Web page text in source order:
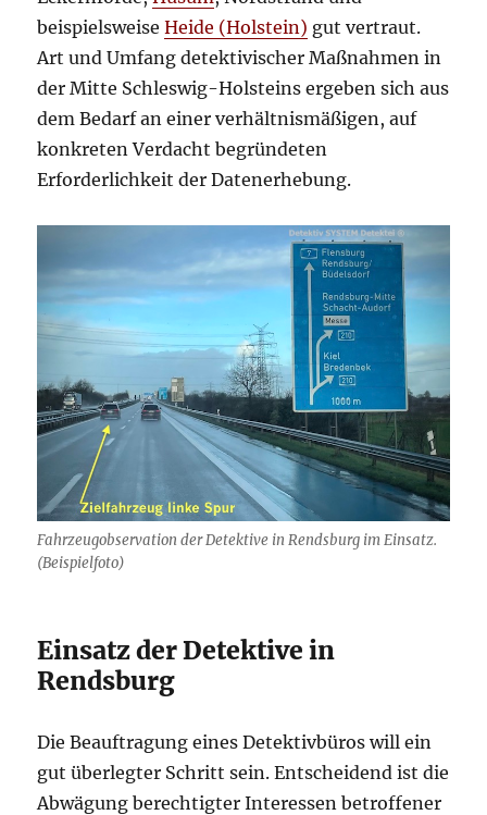
beispielsweiseHeide (Holstein) gut vertraut.
Art und Umfang detektivischer Maßnahmen in
der Mitte Schleswig-Holsteins ergeben sich aus
dem Bedarf an einer verhältnismäßigen, auf
konkreten Verdacht begründeten
Erforderlichkeit der Datenerhebung.
Fahrzeugobservation der Detektive in Rendsburg im Einsatz.
(Beispielfoto)
Einsatz der Detektive in
Rendsburg
Die Beauftragung eines Detektivbüros will ein
gut überlegter Schritt sein. Entscheidend ist die
Abwägung berechtigter Interessen betroffener